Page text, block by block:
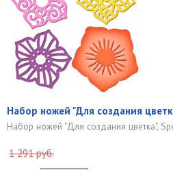
Набор ножей "Для создания
Набор ножей "Для создания цветка",
1 291 руб.